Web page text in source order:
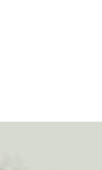
DI
ASSE